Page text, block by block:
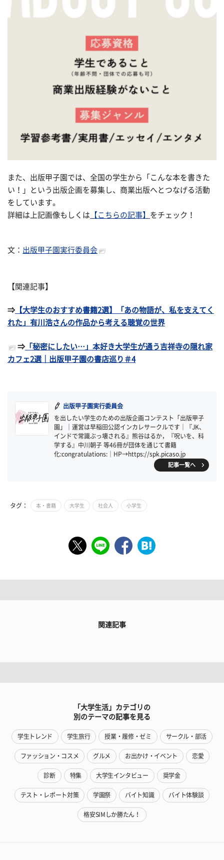
また、出版甲子園では、全国の学生から「こんな本を書きた
い！」という出版企画を募集し、商業出版へとつなげる活動
をしています。
詳細は上記画像もしくは 【こちらの記事】 をチェック！
文： 出版甲子園実行委員会
【関連記事】
⇒ 【大学生のおすすめ書籍2選】「あの物語が、私を支えてく
れた」有川浩さんの作品から考える聴覚の世界
⇒「秘密にしたい…」本好き大学生が通う吉祥寺の隠れ家
カフェ2選｜出版甲子園の書店巡り＃4
出版甲子園実行委員会
を出したい学生のための出版企画コンテスト「出版甲子
園」｜運営は早稲田公認インカレサークルです｜『JK、
インドで常識ぶっ壊される』熊谷はるか，『呪いを、科
学する』中川朝子 等46冊が団体を通じて書籍
化:congratulations:｜HP→https://spk.picaso.jp
記事一覧へ
タグ： 本・書籍 大学生 社会人 小学生
関連記事
「大学生活」カテゴリの
別のテーマの記事を見る
学生トレンド 学生旅行 授業・履修・ゼミ サークル・部活
ファッション・コスメ グルメ お出かけ・イベント 恋愛
診断 特集 大学生インタビュー 奨学金
テスト・レポート対策 学園祭 バイト知識 バイト体験談
格安SIMしか勝たん！